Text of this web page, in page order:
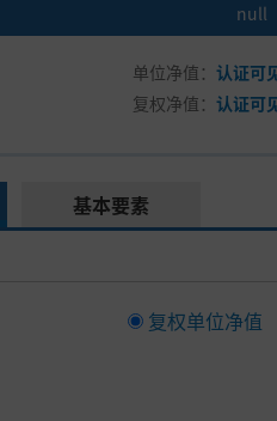
null
单位净值：认证可
复权净值：认证可
基本要素
复权单位净值